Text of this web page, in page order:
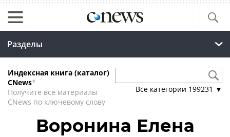
Разделы
Индексная книга (каталог)
CNews*
Получите все материалы
CNews по ключевому слову
Все категории 199231 ▼
Воронина Елена